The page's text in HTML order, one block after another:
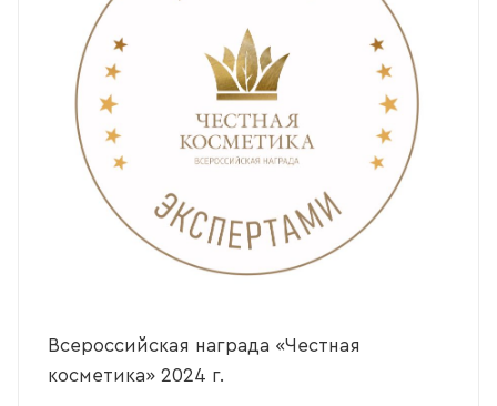
Всероссийская награда «Честная
косметика» 2024 г.